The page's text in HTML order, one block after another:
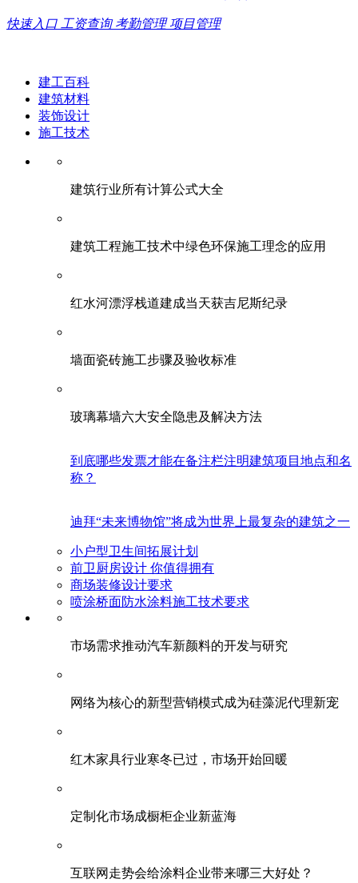
快速入口 工资查询 考勤管理 项目管理
建工百科
建筑材料
装饰设计
施工技术
建筑行业所有计算公式大全
建筑工程施工技术中绿色环保施工理念的应用
红水河漂浮栈道建成当天获吉尼斯纪录
墙面瓷砖施工步骤及验收标准
玻璃幕墙六大安全隐患及解决方法
到底哪些发票才能在备注栏注明建筑项目地点和名
称？
迪拜“未来博物馆”将成为世界上最复杂的建筑之一
小户型卫生间拓展计划
前卫厨房设计 你值得拥有
商场装修设计要求
喷涂桥面防水涂料施工技术要求
市场需求推动汽车新颜料的开发与研究
网络为核心的新型营销模式成为硅藻泥代理新宠
红木家具行业寒冬已过，市场开始回暖
定制化市场成橱柜企业新蓝海
互联网走势会给涂料企业带来哪三大好处？